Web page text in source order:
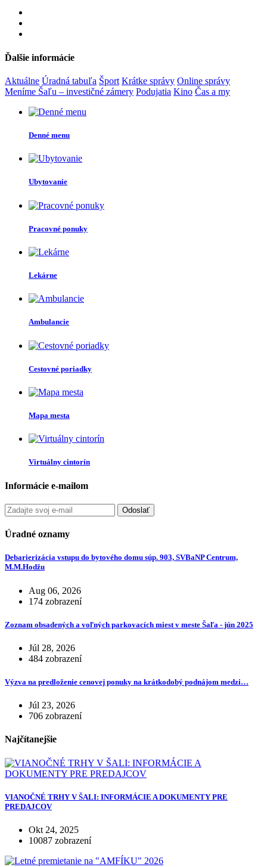
Ďalšie informácie
Aktuálne Úradná tabuľa Šport Krátke správy Online správy
Meníme Šaľu – investičné zámery Podujatia Kino Čas a my
Denné menu
Ubytovanie
Pracovné ponuky
Lekárne
Ambulancie
Cestovné poriadky
Mapa mesta
Virtuálny cintorín
Informácie e-mailom
Odoslať
Úradné oznamy
Debarierizácia vstupu do bytového domu súp. 903, SVBaNP Centrum,
M.M.Hodžu
Aug 06, 2026
174 zobrazení
Zoznam obsadených a voľných parkovacích miest v meste Šaľa - jún 2025
Júl 28, 2026
484 zobrazení
Výzva na predloženie cenovej ponuky na krátkodobý podnájom medzi…
Júl 23, 2026
706 zobrazení
Najčítanejšie
VIANOČNÉ TRHY V ŠALI: INFORMÁCIE A DOKUMENTY PRE
PREDAJCOV
Okt 24, 2025
10087 zobrazení